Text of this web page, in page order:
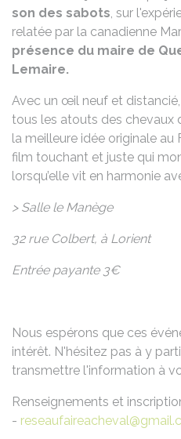
son des sabots, sur
relatée par la canadienne
présence du maire de
Lemaire.
Avec un œil neuf et
tous les atouts des chevaux
la meilleure idée originale au
film touchant et juste qui
lorsqu’elle vit en harmonie
> Salle le Manège
32 rue Colbert, à Lorient
Entrée payante 3€
Nous espérons que ces
intérêt. N'hésitez pas à y
transmettre l'information à
Renseignements et
-